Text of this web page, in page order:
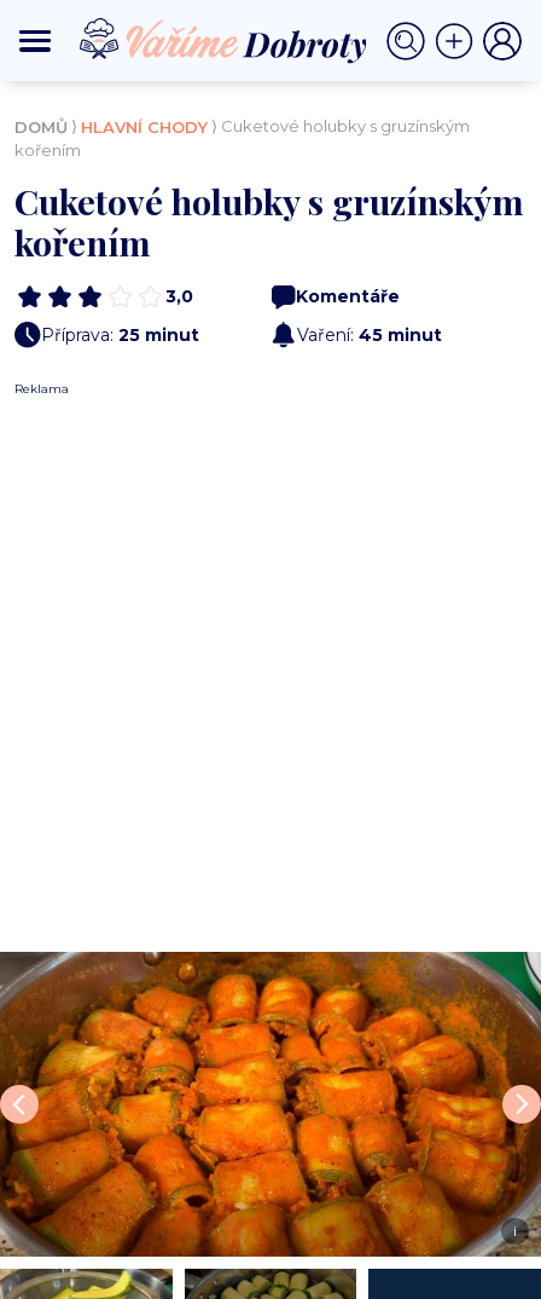
DOMŮ ⟩ HLAVNÍ CHODY ⟩ Cuketové holubky s gruzínským
kořením
Cuketové holubky s gruzínským
kořením
3,0
Komentáře
Příprava: 25 minut Vaření: 45 minut
Reklama
i